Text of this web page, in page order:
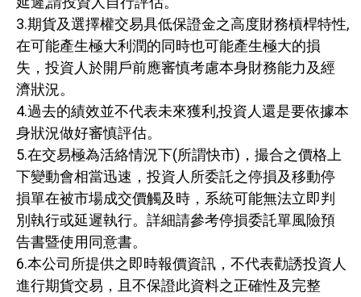
3.期貨及選擇權交易具低保證金之高度財務槓桿特性,
在可能產生極大利潤的同時也可能產生極大的損
失，投資人於開戶前應審慎考慮本身財務能力及經
濟狀況。
4.過去的績效並不代表未來獲利,投資人還是要依據本
身狀況做好審慎評估。
5.在交易極為活絡情況下(所謂快市)，撮合之價格上
下變動會相當迅速，投資人所委託之停損及移動停
損單在被市場成交價觸及時，系統可能無法立即判
別執行或延遲執行。詳細請參考停損委託單風險預
告書暨使用同意書。
6.本公司所提供之即時報價資訊，不代表勸誘投資人
進行期貨交易，且不保證此資料之正確性及完整